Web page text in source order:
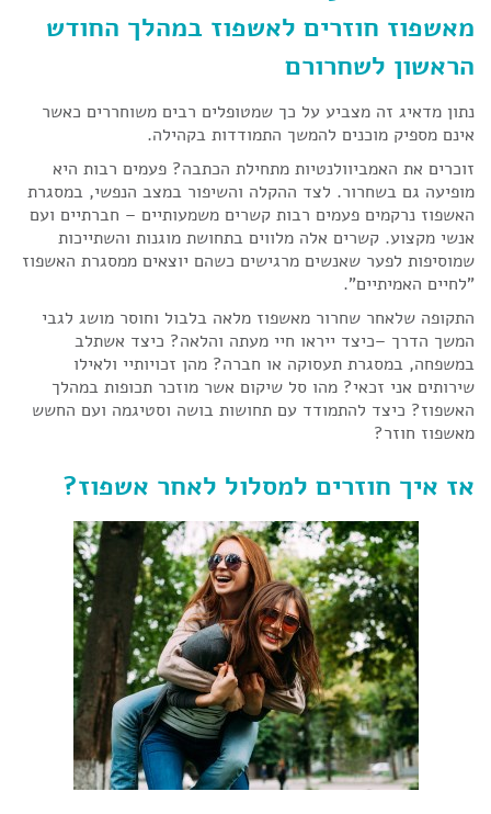
מאשפוז חוזרים לאשפוז במהלך החודש
הראשון לשחרורם
נתון מדאיג זה מצביע על כך שמטופלים רבים משוחררים כאשר
אינם מספיק מוכנים להמשך התמודדות בקהילה.
זוכרים את האמביוולנטיות מתחילת הכתבה? פעמים רבות היא
מופיעה גם בשחרור. לצד ההקלה והשיפור במצב הנפשי, במסגרת
האשפוז נרקמים פעמים רבות קשרים משמעותיים – חברתיים ועם
אנשי מקצוע. קשרים אלה מלווים בתחושת מוגנות והשתייכות
שמוסיפות לפער שאנשים מרגישים כשהם יוצאים ממסגרת האשפוז
"לחיים האמיתיים".
התקופה שלאחר שחרור מאשפוז מלאה בלבול וחוסר מושג לגבי
המשך הדרך –כיצד ייראו חיי מעתה והלאה? כיצד אשתלב
במשפחה, במסגרת תעסוקה או חברה? מהן זכויותיי ולאילו
שירותים אני זכאי? מהו סל שיקוםאשר מוזכר תכופות במהלך
האשפוז? כיצד להתמודד עם תחושות בושה וסטיגמה ועם החשש
מאשפוז חוזר?
אז איך חוזרים למסלול לאחר אשפוז?